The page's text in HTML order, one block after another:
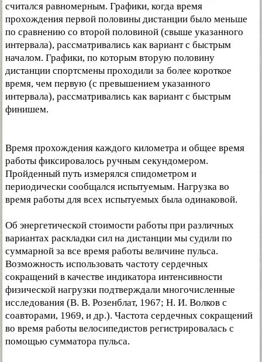
считался равномерным. Графики, когда время
прохождения первой половины дистанции было меньше
по сравнению со второй половиной (свыше указанного
интервала), рассматривались как вариант с быстрым
началом. Графики, по которым вторую половину
дистанции спортсмены проходили за более короткое
время, чем первую (с превышением указанного
интервала), рассматривались как вариант с быстрым
финишем.
Время прохождения каждого километра и общее время
работы фиксировалось ручным секундомером.
Пройденный путь измерялся спидометром и
периодически сообщался испытуемым. Нагрузка во
время работы для всех испытуемых была одинаковой.
Об энергетической стоимости работы при различных
вариантах раскладки сил на дистанции мы судили по
суммарной за все время работы величине пульса.
Возможность использовать частоту сердечных
сокращений в качестве индикатора интенсивности
физической нагрузки подтверждали многочисленные
исследования (В. В. Розенблат, 1967; Н. И. Волков с
соавторами, 1969, и др.). Частота сердечных сокращений
во время работы велосипедистов регистрировалась с
помощью сумматора пульса.